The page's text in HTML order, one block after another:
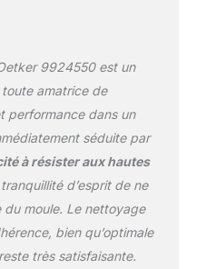
résistant aux
aux coupures et
acides
: Les
à cakes
30 x 13 x 7,5
35 x 12,2 x 8,5 cm |
11 x 7,5 cm, parfaits
apéritifs par
UTILISATION :
9924550 est un
amatrice de
performance dans un
séduite par
à résister aux hautes
d’esprit de ne
moule. Le nettoyage
bien qu’optimale
très satisfaisante.